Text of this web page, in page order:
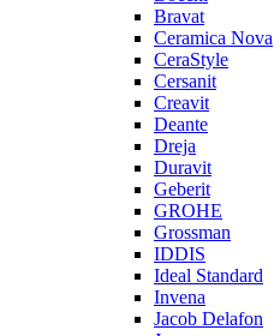
Bravat
Ceramica Nova
CeraStyle
Cersanit
Creavit
Deante
Dreja
Duravit
Geberit
GROHE
Grossman
IDDIS
Ideal Standard
Invena
Jacob Delafon